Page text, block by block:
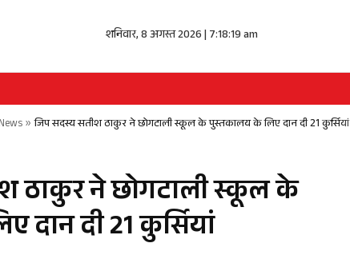
शनिवार, 8 अगस्त 2026 | 7:18:20 am
» जिप सदस्य सतीश ठाकुर ने छोगटाली स्कूल के पुस्तकालय के लिए दान दी 21 कुर्सियां
ठाकुर ने छोगटाली स्कूल के
दी 21 कुर्सियां